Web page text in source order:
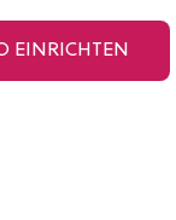
EINRICHTEN